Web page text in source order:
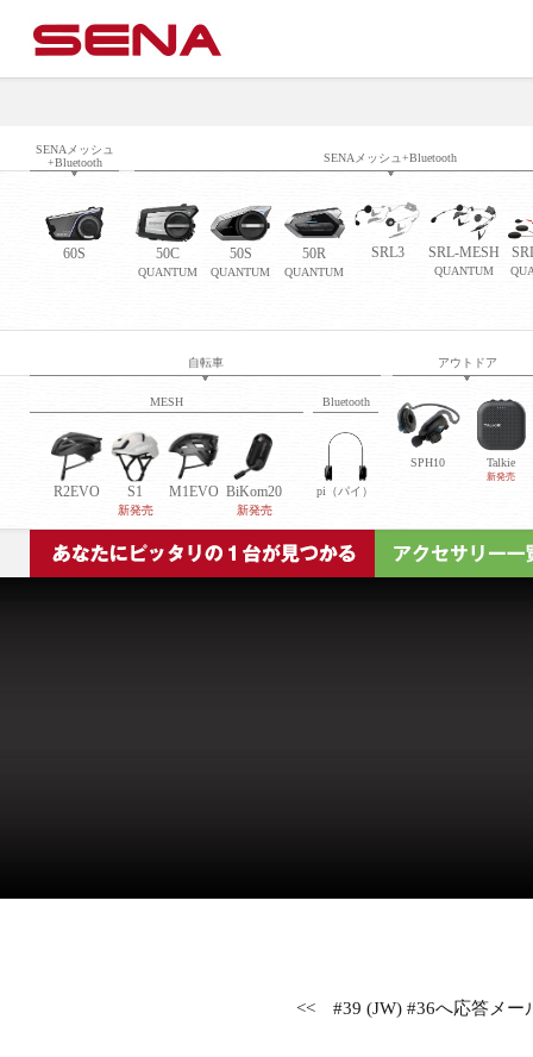
SENAメッシュ
+Bluetooth
SENAメッシュ+Bluetooth
60S 50C
QUANTUM
50S
QUANTUM
50R
QUANTUM
SRL3 SRL-MESH
QUANTUM
自転車 アウトドア
MESH
R2EVO S1
新発売
M1EVO BiKom20
新発売
Bluetooth
pi（パイ）
SPH10 Talkie
新発売
<< #39 (JW) #36へ応答メー